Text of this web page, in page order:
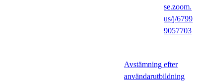
se.zoom.
us/j/6799
9057703
Avstämning efter
användarutbildning